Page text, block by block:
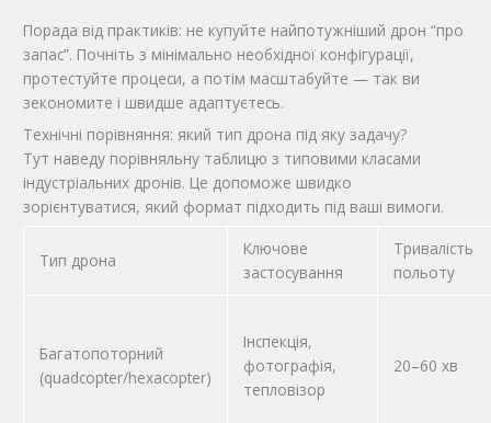
Порада від практиків: не купуйте найпотужніший дрон “про
запас”. Почніть з мінімально необхідної конфігурації,
протестуйте процеси, а потім масштабуйте — так ви
зекономите і швидше адаптуєтесь.
Технічні порівняння: який тип дрона під яку задачу?
Тут наведу порівняльну таблицю з типовими класами
індустріальних дронів. Це допоможе швидко
зорієнтуватися, який формат підходить під ваші вимоги.
Тип дрона
Ключове
застосування
Тривалість
польоту
Багатопоторний
(quadcopter/hexacopter)
Інспекція,
фотографія,
тепловізор
20–60 хв